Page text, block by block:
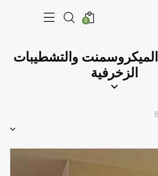
0
والتشطيبات
الزخرفية